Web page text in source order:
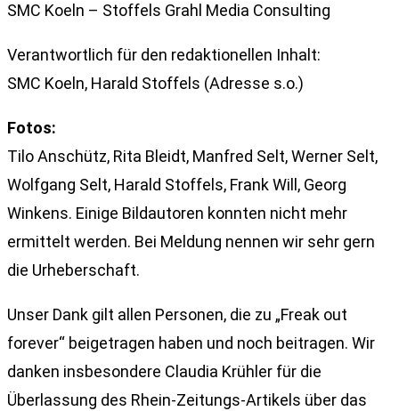
SMC Koeln – Stoffels Grahl Media Consulting
Verantwortlich für den redaktionellen Inhalt:
SMC Koeln, Harald Stoffels (Adresse s.o.)
Fotos:
Tilo Anschütz, Rita Bleidt, Manfred Selt, Werner Selt,
Wolfgang Selt, Harald Stoffels, Frank Will, Georg
Winkens. Einige Bildautoren konnten nicht mehr
ermittelt werden. Bei Meldung nennen wir sehr gern
die Urheberschaft.
Unser Dank gilt allen Personen, die zu „Freak out
forever“ beigetragen haben und noch beitragen. Wir
danken insbesondere Claudia Krühler für die
Überlassung des Rhein-Zeitungs-Artikels über das